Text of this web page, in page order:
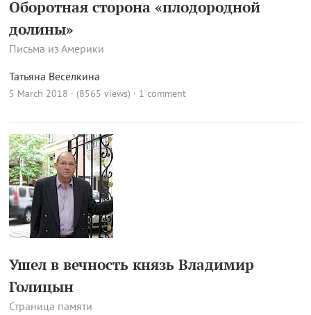
Оборотная сторона «плодородной
долины»
Письма из Америки
Татьяна Весёлкина
5 March 2018 · (8565 views) · 1 comment
Ушел в вечность князь Владимир
Голицын
Страница памяти